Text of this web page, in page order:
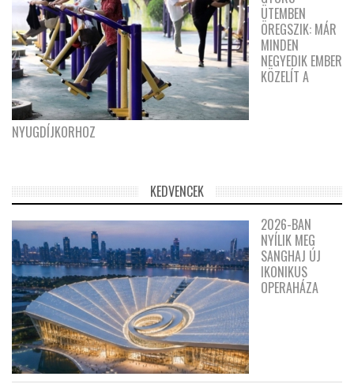
ÜTEMBEN
ÖREGSZIK: MÁR
MINDEN
NEGYEDIK EMBER
KÖZELÍT A
NYUGDÍJKORHOZ
KEDVENCEK
2026-BAN
NYÍLIK MEG
SANGHAJ ÚJ
IKONIKUS
OPERAHÁZA